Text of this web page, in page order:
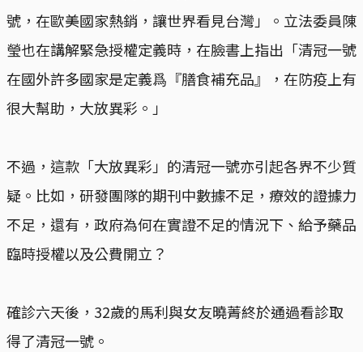
號，在歐美國家熱銷，讓世界看見台灣」。立法委員陳
瑩也在講解緊急授權定義時，在臉書上指出「清冠一號
在國外許多國家是定義爲『膳食補充品』，在防疫上有
很大幫助，大放異彩。」
不過，這款「大放異彩」的清冠一號亦引起各界不少質
疑。比如，研發團隊的期刊中數據不足，療效的證據力
不足，還有，政府為何在實證不足的情況下、給予藥品
臨時授權以及公費開立？
確診六天後，32歲的馬利與女友曉菁終於通過看診取
得了清冠一號。